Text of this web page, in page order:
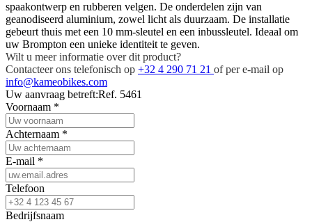
spaakontwerp en rubberen velgen. De onderdelen zijn van
geanodiseerd aluminium, zowel licht als duurzaam. De installatie
gebeurt thuis met een 10 mm-sleutel en een inbussleutel. Ideaal om
uw Brompton een unieke identiteit te geven.
Wilt u meer informatie over dit product?
Contacteer ons telefonisch op +32 4 290 71 21 of per e-mail op
info@kameobikes.com
Uw aanvraag betreft:Ref. 5461
Voornaam *
Achternaam *
E-mail *
Telefoon
Bedrijfsnaam